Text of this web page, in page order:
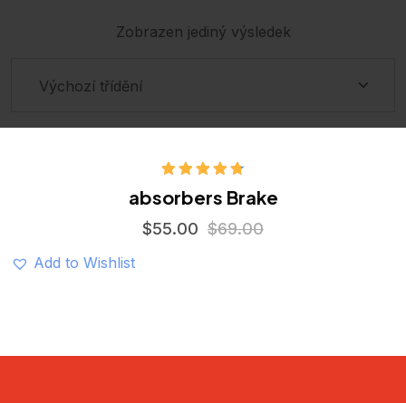
Zobrazen jediný výsledek
4.75z 5
absorbers Brake
$55.00 $69.00
Add to Wishlist